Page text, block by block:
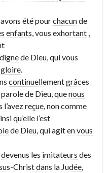
été pourchacunde
enfants , vous exhortant
dignede Dieu , quivous
gloire
continuellementgrâces
parolede Dieu , quenous
l’avezreçue noncomme
qu’elle l’est
de Dieu quiagitenvous
devenus les imitateurs des
-Christdans la Judée